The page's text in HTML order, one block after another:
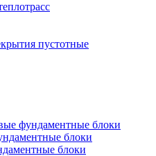
пустотные
фундаментные блоки
блоки
блоки